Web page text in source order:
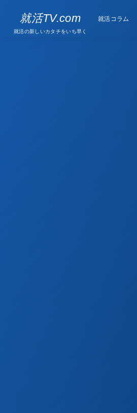
就活TV.com
就活の新しいカタチをいち早く
就活コラム
Column